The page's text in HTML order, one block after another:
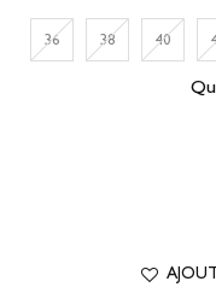
36 38 40